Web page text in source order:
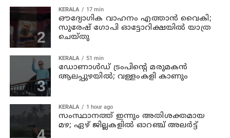
KERALA 17 min
ഔദ്യോഗിക വാഹനം എത്താന്‍ വൈകി;
സുരേഷ് ഗോപി ഓട്ടോറിക്ഷയില്‍ യാത്ര
ചെയ്തു
KERALA 51 min
ഡോണാള്‍ഡ് ട്രംപിന്റെ മരുമകന്‍
ആലപ്പുഴയിൽ; വള്ളംകളി കാണും
KERALA 1 hour ago
സംസ്ഥാനത്ത് ഇന്നും അതിശക്തമായ
മഴ; ഏഴ് ജില്ലകളില്‍ ഓറഞ്ച് അലര്‍ട്ട്